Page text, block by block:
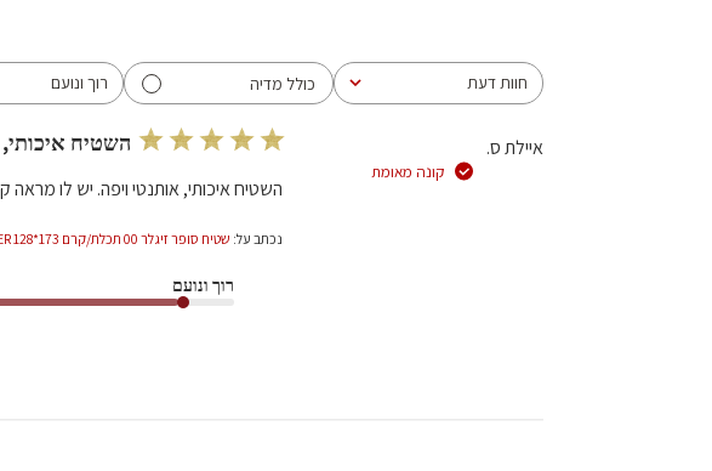
חוות דעת
כל חוות הדעת כולל מדיה רוך ונועם
הכל
איילת ס.
קונה מאומת
השטיח
השטיח איכותי, אותנטי ויפה. יש לו מראה
נכתב על: שטיח סופר זיגלר 00 תכלת/קרם 173*128 SUPER ZIGLER
רוך ונועם